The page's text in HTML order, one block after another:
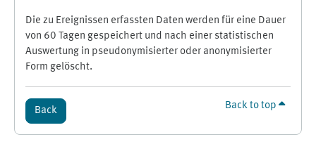
Die zu Ereignissen erfassten Daten werden für eine Dauer
von 60 Tagen gespeichert und nach einer statistischen
Auswertung in pseudonymisierter oder anonymisierter
Form gelöscht.
Back Back to top